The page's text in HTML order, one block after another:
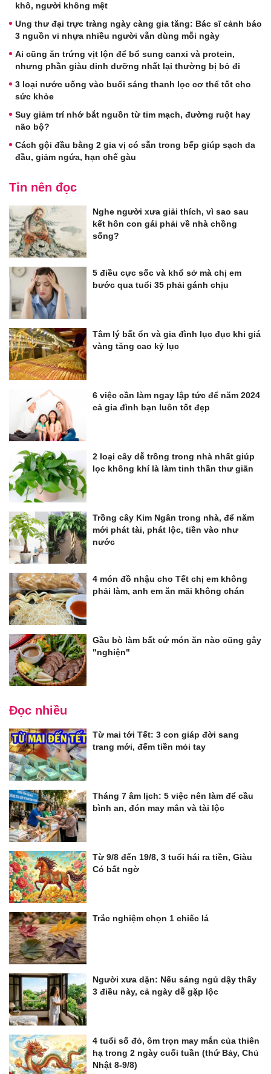
khô, người không mệt
Ung thư đại trực tràng ngày càng gia tăng: Bác sĩ cảnh báo
3 nguồn vi nhựa nhiều người vẫn dùng mỗi ngày
Ai cũng ăn trứng vịt lộn để bổ sung canxi và protein,
nhưng phần giàu dinh dưỡng nhất lại thường bị bỏ đi
3 loại nước uống vào buổi sáng thanh lọc cơ thể tốt cho
sức khỏe
Suy giảm trí nhớ bắt nguồn từ tim mạch, đường ruột hay
não bộ?
Cách gội đầu bằng 2 gia vị có sẵn trong bếp giúp sạch da
đầu, giảm ngứa, hạn chế gàu
Tin nên đọc
Nghe người xưa giải thích, vì sao sau
kết hôn con gái phải về nhà chồng
sống?
5 điều cực sốc và khổ sở mà chị em
bước qua tuổi 35 phải gánh chịu
Tâm lý bất ổn và gia đình lục đục khi giá
vàng tăng cao kỷ lục
6 việc cần làm ngay lập tức để năm 2024
cả gia đình bạn luôn tốt đẹp
2 loại cây dễ trồng trong nhà nhất giúp
lọc không khí là làm tinh thần thư giãn
Trồng cây Kim Ngân trong nhà, để năm
mới phát tài, phát lộc, tiền vào như
nước
4 món đồ nhậu cho Tết chị em không
phải làm, anh em ăn mãi không chán
Gầu bò làm bất cứ món ăn nào cũng gây
"nghiện"
Đọc nhiều
Từ mai tới Tết: 3 con giáp đời sang
trang mới, đếm tiền mỏi tay
Tháng 7 âm lịch: 5 việc nên làm để cầu
bình an, đón may mắn và tài lộc
Từ 9/8 đến 19/8, 3 tuổi hái ra tiền, Giàu
Có bất ngờ
Trắc nghiệm chọn 1 chiếc lá
Người xưa dặn: Nếu sáng ngủ dậy thấy
3 điều này, cả ngày dễ gặp lộc
4 tuổi số đỏ, ôm trọn may mắn của thiên
hạ trong 2 ngày cuối tuần (thứ Bảy, Chủ
Nhật 8-9/8)